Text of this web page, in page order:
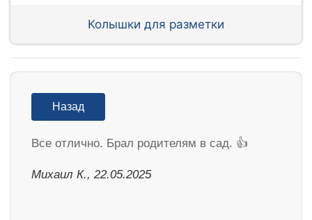
Колышки для разметки
Назад
Все отлично. Брал родителям в сад. 👍
Михаил К., 22.05.2025